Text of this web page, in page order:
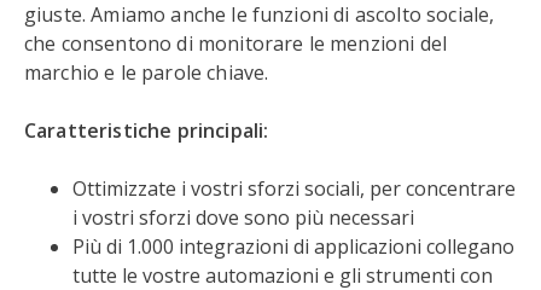
giuste. Amiamo anche le funzioni di ascolto sociale,
che consentono di monitorare le menzioni del
marchio e le parole chiave.
Caratteristiche principali:
Ottimizzate i vostri sforzi sociali, per concentrare
i vostri sforzi dove sono più necessari
Più di 1.000 integrazioni di applicazioni collegano
tutte le vostre automazioni e gli strumenti con